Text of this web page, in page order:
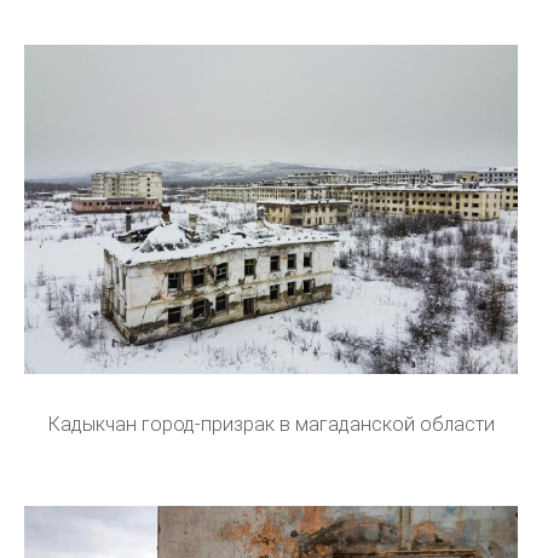
Кадыкчан город-призрак в магаданской области